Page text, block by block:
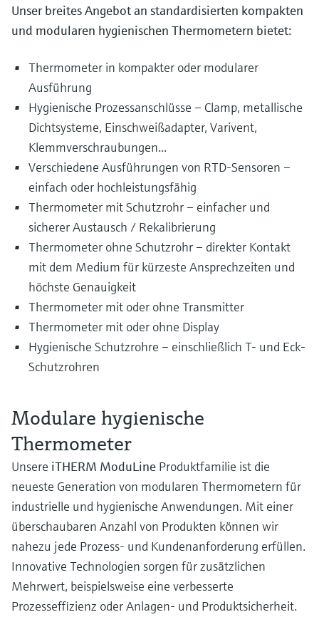
Unser breites Angebot an standardisierten kompakten
und modularen hygienischen Thermometern bietet:
Thermometer in kompakter oder modularer
Ausführung
Hygienische Prozessanschlüsse – Clamp, metallische
Dichtsysteme, Einschweißadapter, Varivent,
Klemmverschraubungen...
Verschiedene Ausführungen von RTD-Sensoren –
einfach oder hochleistungsfähig
Thermometer mit Schutzrohr – einfacher und
sicherer Austausch / Rekalibrierung
Thermometer ohne Schutzrohr – direkter Kontakt
mit dem Medium für kürzeste Ansprechzeiten und
höchste Genauigkeit
Thermometer mit oder ohne Transmitter
Thermometer mit oder ohne Display
Hygienische Schutzrohre – einschließlich T- und Eck-
Schutzrohren
Modulare hygienische
Thermometer
Unsere iTHERM ModuLine Produktfamilie ist die
neueste Generation von modularen Thermometern für
industrielle und hygienische Anwendungen. Mit einer
überschaubaren Anzahl von Produkten können wir
nahezu jede Prozess- und Kundenanforderung erfüllen.
Innovative Technologien sorgen für zusätzlichen
Mehrwert, beispielsweise eine verbesserte
Prozesseffizienz oder Anlagen- und Produktsicherheit.